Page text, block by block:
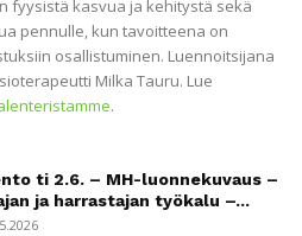
fyysistä kasvua ja kehitystä sekä
pennulle, kun tavoitteena on
osallistuminen. Luennoitsijana
Milka Tauru. Lue
.
ti 2.6. – MH-luonnekuvaus –
ja harrastajan työkalu –...